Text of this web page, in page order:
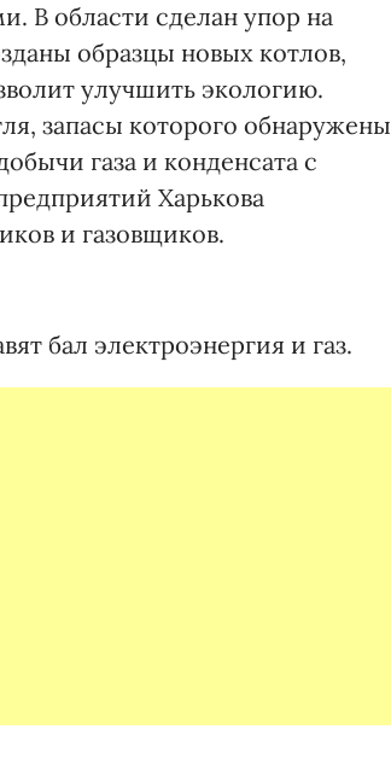
В области сделан упор на
образцы новых котлов,
улучшить экологию.
запасы которого обнаружены
газа и конденсата с
Харькова
и газовщиков.
бал электроэнергия и газ.